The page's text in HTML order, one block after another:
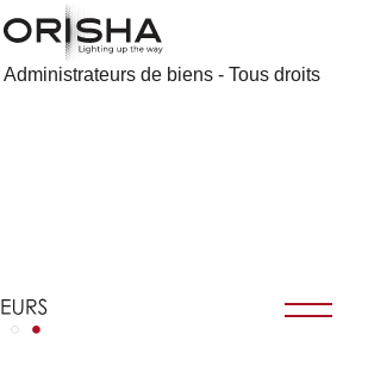
de biens - Tous droits